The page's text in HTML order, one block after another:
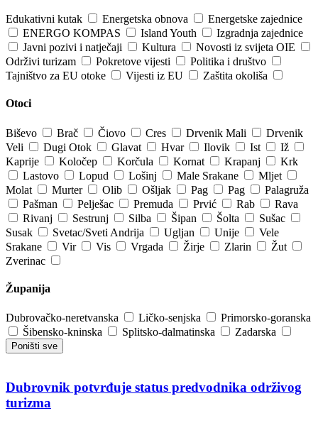
Edukativni kutak Energetska obnova
Energetske zajednice
ENERGO KOMPAS
Island Youth
Izgradnja zajednice
Javni pozivi i natječaji
Kultura
Novosti iz svijeta OIE
Održivi turizam
Pokretove vijesti
Politika i društvo
Tajništvo za EU otoke
Vijesti iz EU Zaštita okoliša
Otoci
Biševo Brač Čiovo Cres Drvenik Mali
Drvenik
Veli
Dugi Otok Glavat Hvar Ilovik Ist
Iž
Kaprije
Koločep Korčula Kornat Krapanj
Krk
Lastovo
Lopud Lošinj Male Srakane
Mljet
Molat
Murter Olib Ošljak Pag Pag
Palagruža
Pašman
Pelješac Premuda Prvić Rab
Rava
Rivanj
Sestrunj Silba Šipan Šolta
Sušac
Susak
Svetac/Sveti Andrija Ugljan Unije
Vele
Srakane
Vir Vis Vrgada Žirje Zlarin
Žut
Zverinac
Županija
Dubrovačko-neretvanska Ličko-senjska
Primorsko-goranska
Šibensko-kninska
Splitsko-dalmatinska Zadarska
Poništi sve
Dubrovnik potvrđuje status predvodnika održivog
turizma